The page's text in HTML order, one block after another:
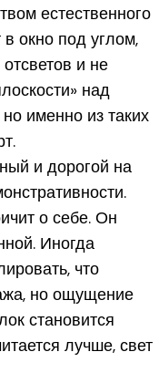
естественного
окно под углом,
и не
над
именно из таких
и дорогой на
о себе. Он
Иногда
что
но ощущение
становится
лучше, свет